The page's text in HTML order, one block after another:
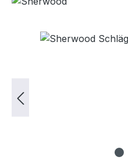
Bildergalerie überspringen